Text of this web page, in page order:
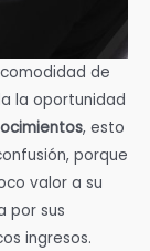
de
la oportunidad
, esto
porque
valor a su
por sus
ingresos.